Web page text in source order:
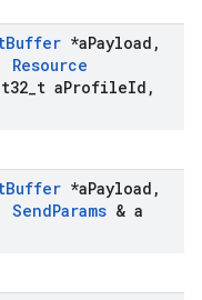
Buffer *aPayload ,
Resource
t aProfileId ,
Buffer *aPayload ,
SendParams & a